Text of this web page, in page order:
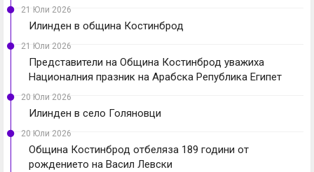
21 Юли 2026
Илинден в община Костинброд
21 Юли 2026
Представители на Община Костинброд уважиха
Националния празник на Арабска Република Египет
20 Юли 2026
Илинден в село Голяновци
20 Юли 2026
Община Костинброд отбеляза 189 години от
рождението на Васил Левски